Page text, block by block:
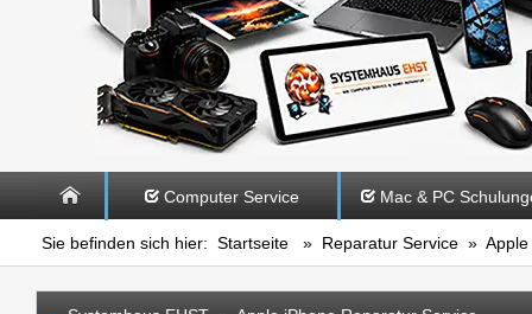
Computer Service Mac & PC
Sie befinden sich hier: Startseite » Reparatur Service » Apple